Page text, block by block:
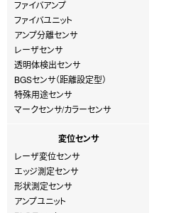
ファイバアンプ
ファイバユニット
アンプ分離センサ
レーザセンサ
透明体検出センサ
BGSセンサ（距離設定型）
特殊用途センサ
マークセンサ/カラーセンサ
変位センサ
レーザ変位センサ
エッジ測定センサ
形状測定センサ
アンプユニット